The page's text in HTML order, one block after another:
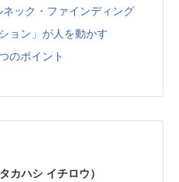
ック・ファインディング
ョン」が人を動かす
のポイント
カハシ イチロウ）